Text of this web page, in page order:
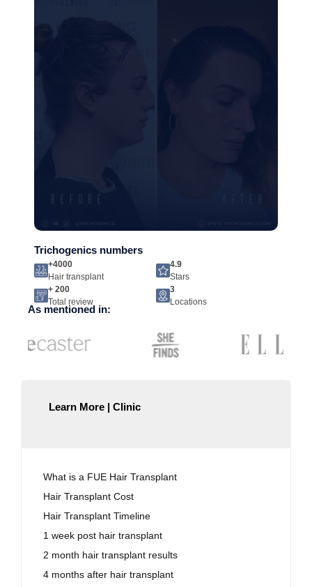
Trichogenics numbers
+4000
Hair transplant
4.9
Stars
+ 200
Total review
3
Locations
As mentioned in:
Learn More | Clinic
What is a FUE Hair Transplant
Hair Transplant Cost
Hair Transplant Timeline
1 week post hair transplant
2 month hair transplant results
4 months after hair transplant